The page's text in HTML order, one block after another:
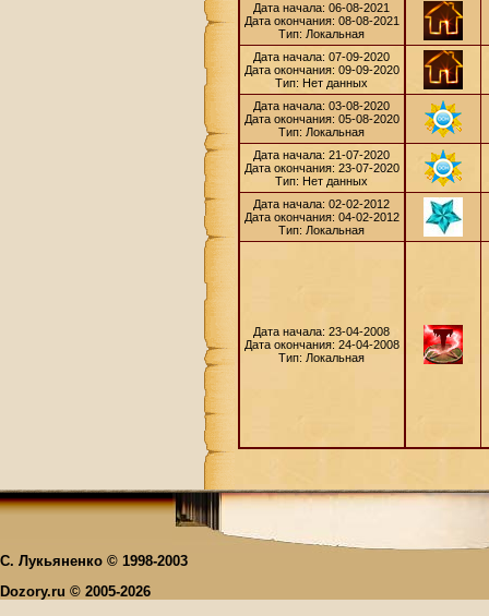
Дата начала: 06-08-2021
Дата окончания: 08-08-2021
Тип: Локальная
Дата начала: 07-09-2020
Дата окончания: 09-09-2020
Тип: Нет данных
Дата начала: 03-08-2020
Дата окончания: 05-08-2020
Тип: Локальная
Дата начала: 21-07-2020
Дата окончания: 23-07-2020
Тип: Нет данных
Дата начала: 02-02-2012
Дата окончания: 04-02-2012
Тип: Локальная
Дата начала: 23-04-2008
Дата окончания: 24-04-2008
Тип: Локальная
С. Лукьяненко © 1998-2003
Dozory.ru © 2005-2026